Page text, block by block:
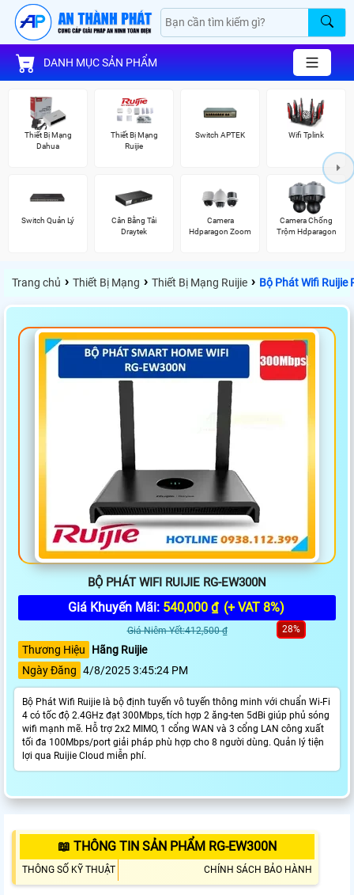
DANH MỤC SẢN PHẨM
Thiết Bị Mạng
Dahua
Thiết Bị Mạng
Ruijie
Switch APTEK Wifi Tplink
Switch Quản Lý
Cân Bằng Tải
Draytek
Camera
Hdparagon Zoom
Camera Chống
Trộm Hdparagon
Trang chủ › Thiết Bị Mạng › Thiết Bị Mạng Ruijie › Bộ Phát Wifi Ruijie
BỘ PHÁT WIFI RUIJIE RG-EW300N
Giá Khuyến Mãi: 540,000 ₫ (+ VAT 8%)
Giá Niêm Yết:412,500 ₫ 28%
Thương Hiệu
Hãng Ruijie
Ngày Đăng 4/8/2025 3:45:24 PM
Bộ Phát Wifi Ruijie là bộ định tuyến vô tuyến thông minh với chuẩn Wi-Fi
4 có tốc độ 2.4GHz đạt 300Mbps, tích hợp 2 ăng-ten 5dBi giúp phủ sóng
wifi mạnh mẽ. Hỗ trợ 2x2 MIMO, 1 cổng WAN và 3 cổng LAN công xuất
tối đa 100Mbps/port giải pháp phù hợp cho 8 người dùng. Quản lý tiện
lợi qua Ruijie Cloud miễn phí.
📖 THÔNG TIN SẢN PHẨM RG-EW300N
THÔNG SỐ KỸ THUẬT CHÍNH SÁCH BẢO HÀNH